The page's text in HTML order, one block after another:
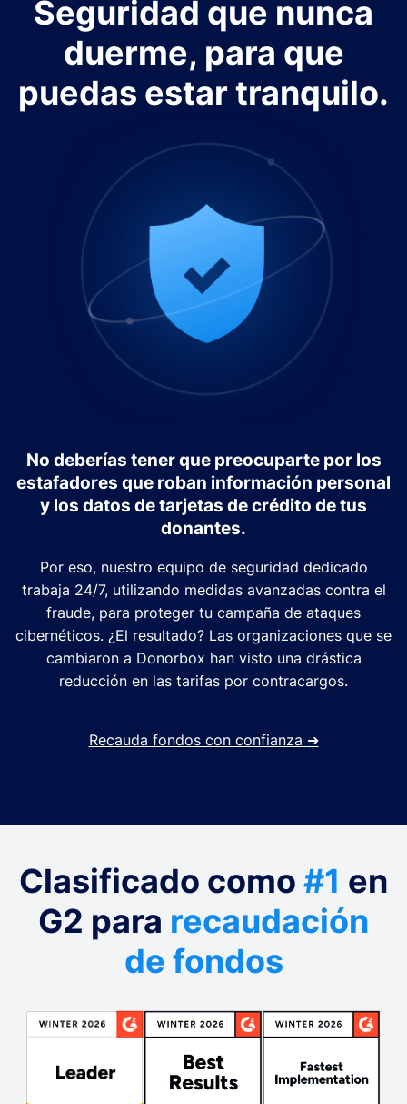
Seguridad que nunca
duerme, para que
puedas estar tranquilo.
No deberías tener que preocuparte por los
estafadores que roban información personal
y los datos de tarjetas de crédito de tus
donantes.
Por eso, nuestro equipo de seguridad dedicado
trabaja 24/7, utilizando medidas avanzadas contra el
fraude, para proteger tu campaña de ataques
cibernéticos. ¿El resultado? Las organizaciones que se
cambiaron a Donorbox han visto una drástica
reducción en las tarifas por contracargos.
Recauda fondos con confianza ➔
Clasificado como #1 en
G2 para recaudación
de fondos